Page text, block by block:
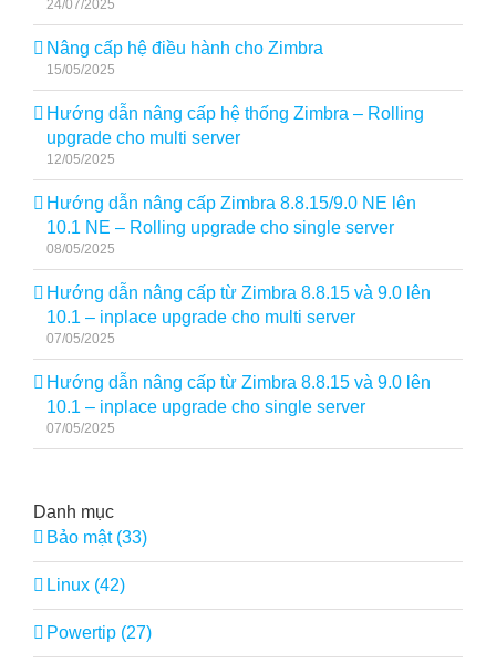
24/07/2025
Nâng cấp hệ điều hành cho Zimbra
15/05/2025
Hướng dẫn nâng cấp hệ thống Zimbra – Rolling
upgrade cho multi server
12/05/2025
Hướng dẫn nâng cấp Zimbra 8.8.15/9.0 NE lên
10.1 NE – Rolling upgrade cho single server
08/05/2025
Hướng dẫn nâng cấp từ Zimbra 8.8.15 và 9.0 lên
10.1 – inplace upgrade cho multi server
07/05/2025
Hướng dẫn nâng cấp từ Zimbra 8.8.15 và 9.0 lên
10.1 – inplace upgrade cho single server
07/05/2025
Danh mục
Bảo mật (33)
Linux (42)
Powertip (27)